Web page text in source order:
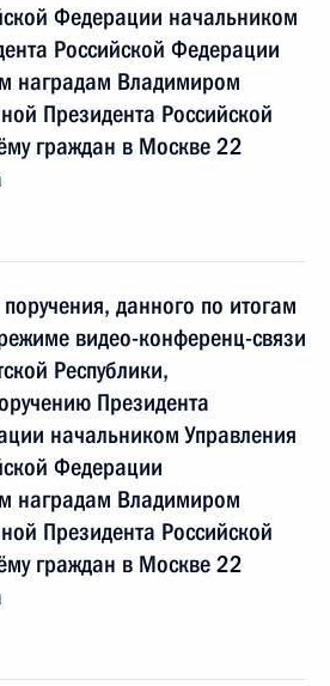
Федерации начальником
Российской Федерации
наградам Владимиром
Президента Российской
граждан в Москве 22
данного по итогам
видео-конференц-связи
Республики,
Президента
начальником Управления
Федерации
наградам Владимиром
Президента Российской
граждан в Москве 22